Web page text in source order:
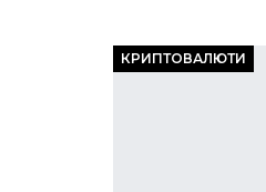
КРИПТОВАЛЮТИ